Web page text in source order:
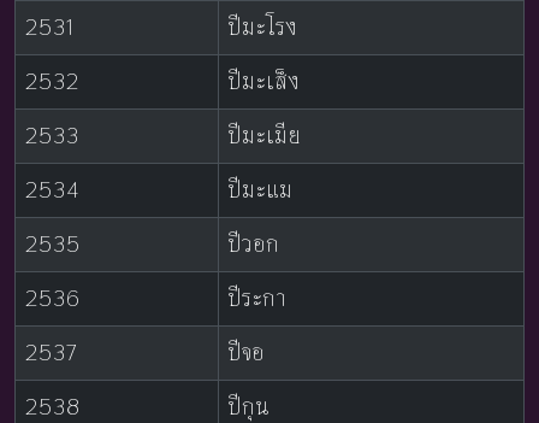
2531
ปีมะโรง
2532
ปีมะเส็ง
2533
ปีมะเมีย
2534
ปีมะแม
2535
ปีวอก
2536
ปีระกา
2537
ปีจอ
2538
ปีกุน